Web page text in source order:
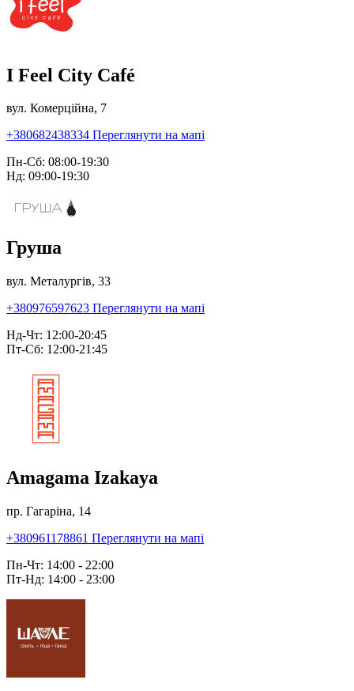
I Feel City Café
вул. Комерційна, 7
+380682438334 Переглянути на мапі
Пн-Сб: 08:00-19:30
Нд: 09:00-19:30
Груша
вул. Металургів, 33
+380976597623 Переглянути на мапі
Нд-Чт: 12:00-20:45
Пт-Сб: 12:00-21:45
Amagama Izakaya
пр. Гагаріна, 14
+380961178861 Переглянути на мапі
Пн-Чт: 14:00 - 22:00
Пт-Нд: 14:00 - 23:00